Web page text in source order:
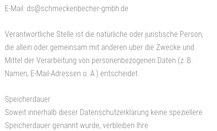
E-Mail: ds@schmeckenbecher-gmbh.de
Verantwortliche Stelle ist die natürliche oder juristische Person,
die allein oder gemeinsam mit anderen über die Zwecke und
Mittel der Verarbeitung von personenbezogenen Daten (z. B.
Namen, E-Mail-Adressen o. Ä.) entscheidet.
Speicherdauer
Soweit innerhalb dieser Datenschutzerklärung keine speziellere
Speicherdauer genannt wurde, verbleiben Ihre